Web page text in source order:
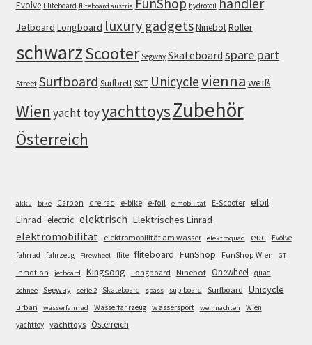
Evolve Fliteboard fliteboard austria FunShop hydrofoil händler
Jetboard Longboard luxury gadgetsNinebotRoller
schwarzScooter Segway Skateboard spare part
Street Surfboard SurfbrettSXT Unicyclevienna weiß
Wien yacht toyyachttoysZubehör
Österreich
akku bike Carbon dreirad e-bike e-foil e-mobilität E-Scooter efoil
Einrad electric elektrisch Elektrisches Einrad
elektromobilität elektromobilität am wasser elektroquad euc
Evolve
fahrrad
fahrzeug Firewheel flite fliteboard FunShop FunShop Wien GT
Inmotion jetboard Kingsong Longboard Ninebot Onewheel quad
schnee Segway serie 2 Skateboard spass sup board Surfboard Unicycle
urban wasserfahrrad Wasserfahrzeug wassersport weihnachten
Wien
yachttoy yachttoys Österreich